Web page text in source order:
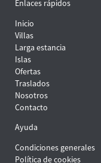
Enlaces rápidos
Inicio
Villas
Larga estancia
Islas
Ofertas
Traslados
Nosotros
Contacto
Ayuda
Condiciones generales
Política de cookies